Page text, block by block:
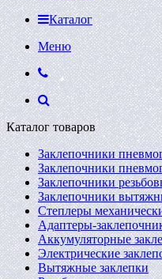
Каталог
Меню
Каталог товаров
Заклепочники
Заклепочники
Заклепочники
Заклепочники
Степлеры
Адаптеры-
Аккумуляторные
Электрические
Вытяжные заклепки